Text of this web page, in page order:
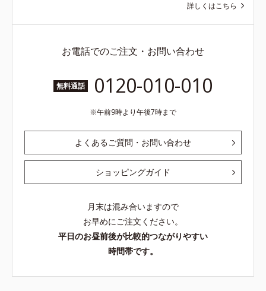
詳しくはこちら
お電話でのご注文・お問い合わせ
無料通話 0120-010-010
午前9時より午後7時まで
よくあるご質問・お問い合わせ
ショッピングガイド
月末は混み合いますので
お早めにご注文ください。
平日のお昼前後が比較的つながりやすい
時間帯です。